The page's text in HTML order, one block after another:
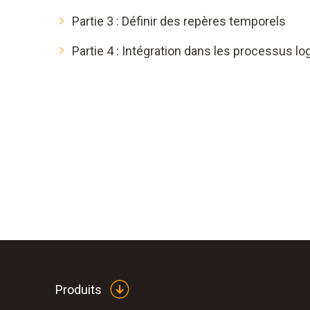
Partie 3 : Définir des repères temporels
Partie 4 : Intégration dans les processus
Produits